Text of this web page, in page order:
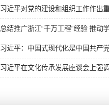
习近平对党的建设和组织工作作出
总结推广浙江“千万工程”经验 推动
习近平：中国式现代化是中国共产
习近平在文化传承发展座谈会上强